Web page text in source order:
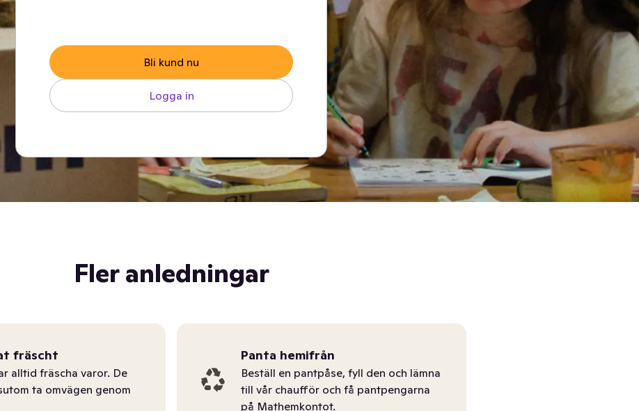
Bli kund nu
Logga in
Fler anledningar
fräscht
alltid fräscha varor. De
ta omvägen genom
Panta hemifrån
Beställ en pantpåse, fyll den och lämna
till vår chaufför och få pantpengarna
på Mathemkontot.